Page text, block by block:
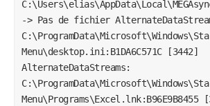
-> Pas de fichier
Menu\desktop.ini:B1DA6C571C [3442]
AlternateDataStreams:
Menu\Programs\Excel.lnk:B96E9B8455